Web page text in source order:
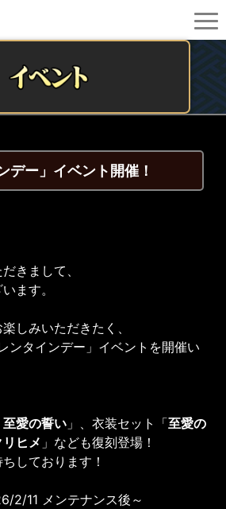
デー」イベント開催！
きまして、
ます。
しみいただきたく、
ンタインデー」イベントを開催い
至愛の誓い 」、衣装セット「至愛の
リヒメ 」なども復刻登場！
しております！
2/11 メンテナンス後～